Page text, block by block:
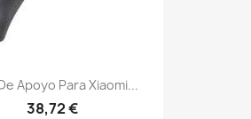
Apoyo Para Xiaomi...
38,72 €